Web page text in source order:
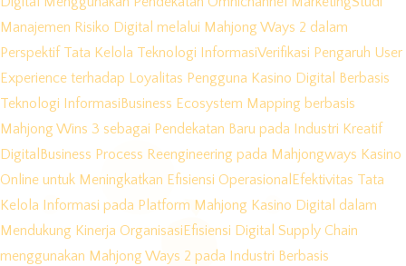
Manajemen Risiko Digital melalui Mahjong Ways 2 dalam
Perspektif Tata Kelola Teknologi InformasiVerifikasi Pengaruh User
Experience terhadap Loyalitas Pengguna Kasino Digital Berbasis
Teknologi Informasi Business Ecosystem Mapping berbasis
Mahjong Wins 3 sebagai Pendekatan Baru pada Industri Kreatif
Digital Business Process Reengineering pada Mahjongways Kasino
Online untuk Meningkatkan Efisiensi Operasional Efektivitas Tata
Kelola Informasi pada Platform Mahjong Kasino Digital dalam
Mendukung Kinerja Organisasi Efisiensi Digital Supply Chain
menggunakan Mahjong Ways 2 pada Industri Berbasis